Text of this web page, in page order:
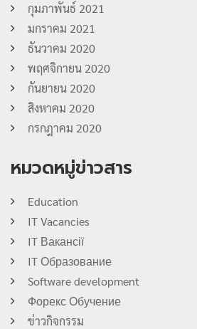
กุมภาพันธ์ 2021
มกราคม 2021
ธันวาคม 2020
พฤศจิกายน 2020
กันยายน 2020
สิงหาคม 2020
กรกฎาคม 2020
หมวดหมู่ข่าวสาร
Education
IT Vacancies
IT Вакансії
IT Образование
Software development
Форекс Обучение
ข่าวกิจกรรม